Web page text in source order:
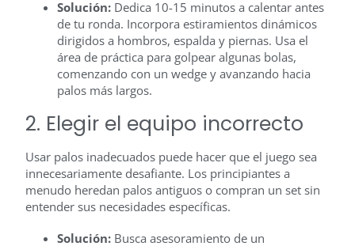
Solución: Dedica 10-15 minutos a calentar antes
de tu ronda. Incorpora estiramientos dinámicos
dirigidos a hombros, espalda y piernas. Usa el
área de práctica para golpear algunas bolas,
comenzando con un wedge y avanzando hacia
palos más largos.
2. Elegir el equipo incorrecto
Usar palos inadecuados puede hacer que el juego sea
innecesariamente desafiante. Los principiantes a
menudo heredan palos antiguos o compran un set sin
entender sus necesidades específicas.
Solución: Busca asesoramiento de un